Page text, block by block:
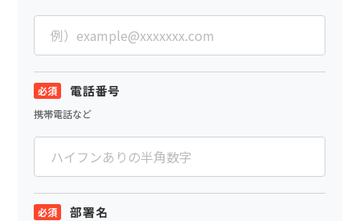
電話番号
携帯電話など
部署名